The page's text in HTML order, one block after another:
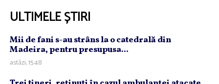
ULTIMELE ȘTIRI
Mii de fani s-au strâns la o catedrală din
Madeira, pentru presupusa...
astăzi, 15:48